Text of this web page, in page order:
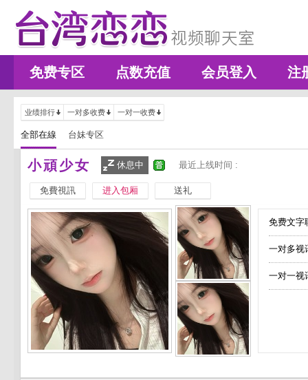
免费专区 点数充值 会员登入 注
业绩排行 一对多收费 一对一收费
全部在線 台妹专区
小頑少女 休息中 最近上线时间 :
免費視訊 进入包厢 送礼
免费文
一对多
一对一